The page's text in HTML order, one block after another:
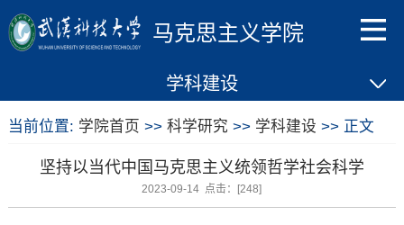
马克思主义学院
学科建设
当前位置: 学院首页 >> 科学研究 >> 学科建设 >> 正文
坚持以当代中国马克思主义统领哲学社会科学
2023-09-14 点击：[248]